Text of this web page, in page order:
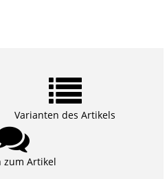
Varianten des Artikels
zum Artikel